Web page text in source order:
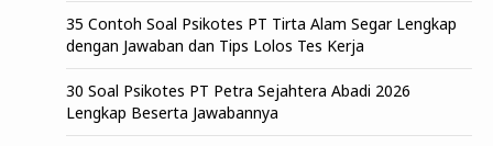
35 Contoh Soal Psikotes PT Tirta Alam Segar Lengkap
dengan Jawaban dan Tips Lolos Tes Kerja
30 Soal Psikotes PT Petra Sejahtera Abadi 2026
Lengkap Beserta Jawabannya